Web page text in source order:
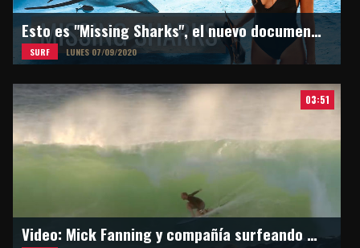
Esto es "Missing Sharks", el nuevo documental de Martina Alvarez
SURF LUNES 07/09/2020
03:51
Video: Mick Fanning y compañía surfeando en Snapper Rocks